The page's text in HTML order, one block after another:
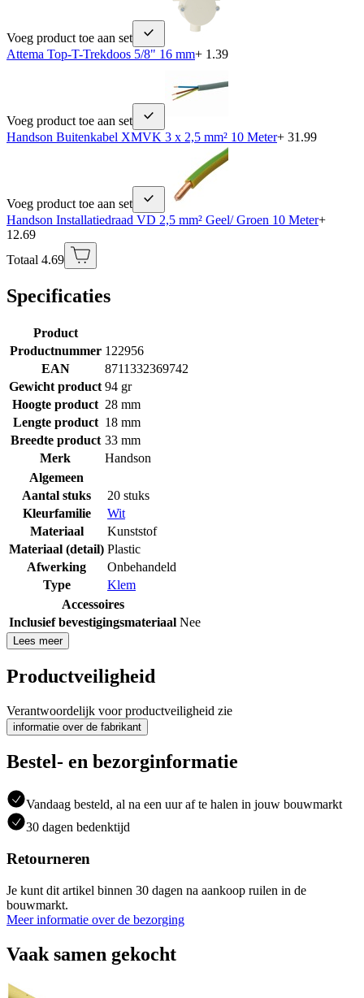
Voeg product toe aan set
Attema Top-T-Trekdoos 5/8" 16 mm+ 1.39
Voeg product toe aan set
Handson Buitenkabel XMVK 3 x 2,5 mm² 10 Meter+ 31.99
Voeg product toe aan set
Handson Installatiedraad VD 2,5 mm² Geel/ Groen 10 Meter+
12.69
Totaal 4.69
Specificaties
Product
Productnummer 122956
EAN
8711332369742
Gewicht product 94 gr
Hoogte product 28 mm
Lengte product 18 mm
Breedte product 33 mm
Merk
Handson
Algemeen
Aantal stuks
20 stuks
Kleurfamilie
Wit
Materiaal
Kunststof
Materiaal (detail) Plastic
Afwerking
Onbehandeld
Type
Klem
Accessoires
Inclusief bevestigingsmateriaal Nee
Lees meer
Productveiligheid
Verantwoordelijk voor productveiligheid zie
informatie over de fabrikant
Bestel- en bezorginformatie
Vandaag besteld, al na een uur af te halen in jouw bouwmarkt
30 dagen bedenktijd
Retourneren
Je kunt dit artikel binnen 30 dagen na aankoop ruilen in de
bouwmarkt.
Meer informatie over de bezorging
Vaak samen gekocht